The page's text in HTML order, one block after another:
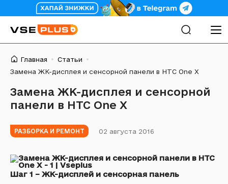
Главная
Статьи
Замена ЖК-дисплея и сенсорной панели в HTC One X
Замена ЖК-дисплея и сенсорной
панели в HTC One X
РАЗБОРКА И РЕМОНТ 02 августа 2016
Шаг 1 – ЖК-дисплей и сенсорная панель